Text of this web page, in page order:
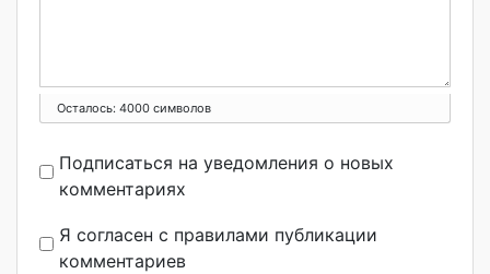
Осталось: 4000 символов
Подписаться на уведомления о новых
комментариях
Я согласен с правилами публикации
комментариев